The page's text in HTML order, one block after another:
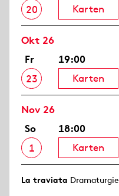
20
Karten
Okt 26
Fr
23
19:00
Karten
Nov 26
So
1
18:00
Karten
La traviata Dramaturgie